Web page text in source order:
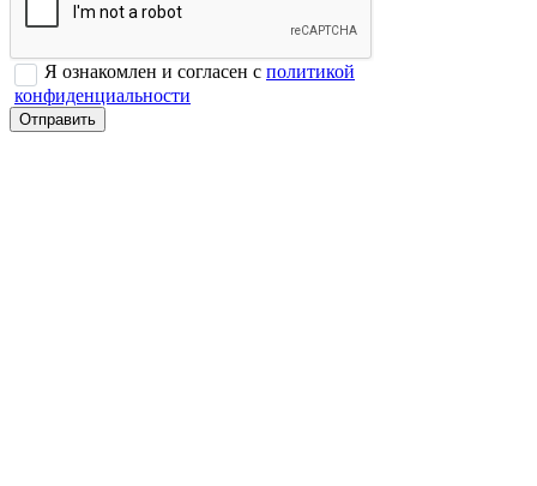
Я ознакомлен и согласен с политикой
конфиденциальности